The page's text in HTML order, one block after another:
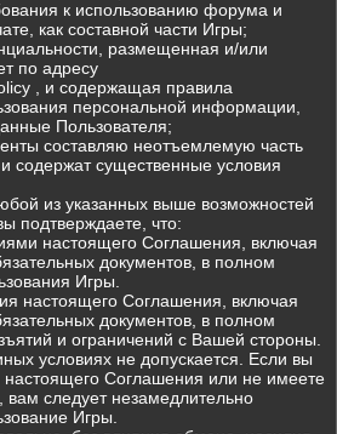
к использованию форума и
как составной части Игры;
размещенная и/или
по адресу
, и содержащая правила
персональной информации,
Пользователя;
составляю неотъемлемую часть
содержат существенные условия
из указанных выше возможностей
подтверждаете, что:
настоящего Соглашения, включая
документов, в полном
Игры.
настоящего Соглашения, включая
документов, в полном
и ограничений с Вашей стороны.
условиях не допускается. Если вы
настоящего Соглашения или не имеете
вам следует незамедлительно
Игры.